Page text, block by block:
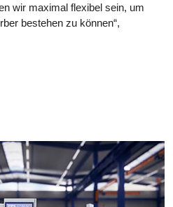
wir maximal flexibel sein, um
bestehen zu können“,